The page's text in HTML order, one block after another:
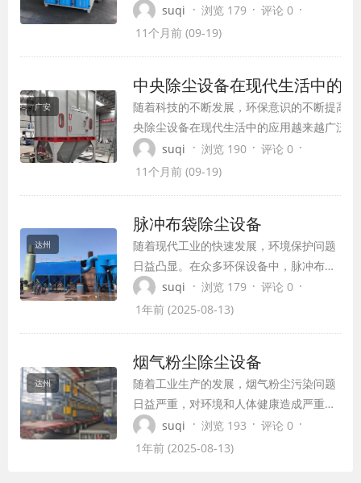
种工业废气对环境和人类健康造成的危害
日益严重。因此，废气除尘设备的应用显
suqi · 浏览 179 · 评论 0 ·
11个月前 (09-19)
广安
中央除尘设备在现代生活中的
随着科技的不断发展，环保意识的不断提高
央除尘设备在现代生活中的应用越来越广泛
央除尘设备不仅能够有效地改善室内空气质
提升居住品质，而且在工业生产过程中也发
suqi · 浏览 190 · 评论 0 ·
11个月前 (09-19)
达州
脉冲布袋除尘设备
随着现代工业的快速发展，环境保护问题
日益凸显。在众多环保设备中，脉冲布袋
除尘器凭借其卓越的性能和高效的除尘效
果，成为众多行业不可或缺的关键设备。
用。
suqi · 浏览 179 · 评论 0 ·
1年前 (2025-08-13)
达州
烟气粉尘除尘设备
随着工业生产的发展，烟气粉尘污染问题
日益严重，对环境和人体健康造成严重威
胁。为了有效控制烟气粉尘污染，各种除
尘设备应运而生。本文将对烟气粉尘除尘
suqi · 浏览 193 · 评论 0 ·
1年前 (2025-08-13)